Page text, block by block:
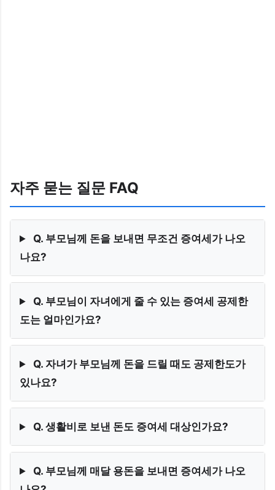
자주 묻는 질문 FAQ
Q. 부모님께 돈을 보내면 무조건 증여세가 나오
나요?
Q. 부모님이 자녀에게 줄 수 있는 증여세 공제한
도는 얼마인가요?
Q. 자녀가 부모님께 돈을 드릴 때도 공제한도가
있나요?
Q. 생활비로 보낸 돈도 증여세 대상인가요?
Q. 부모님께 매달 용돈을 보내면 증여세가 나오